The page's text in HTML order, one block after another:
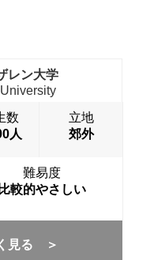
レン大学
数
人
立地
郊外
難易度
比較的やさしい
見る ＞